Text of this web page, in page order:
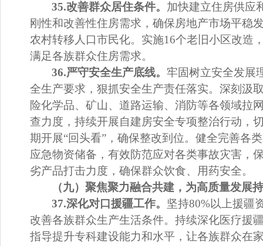
35.改善群众居住条件。 加快建立住房供应
刚性和改善性住房需求，确保房地产市场平稳
农村转移人口市民化。 实施16个老旧小区改造
满足各族群众住房需求。
36.严守安全生产底线。牢固树立安全发展
全生产要求 ，狠抓安全生产责任落实。 深刻汲
险化学品、矿山、道路运输、消防等各领域拉
查力度， 持续开展自建房安全专项整治行动，
期开展“回头看” ，确保整改到位。 健全完善各
应急物资储备 ， 有效防范应对各类事故灾害，
劣产品打击力度，确保群众饮食、用药安全。
（九）聚焦聚力融合共建，为高质量发展
37.深化对口援疆工作。 坚持80%以上援疆
改善各族群众生产生活条件。持续深化医疗援
指导提升专科建设能力和水平，让各族群众在